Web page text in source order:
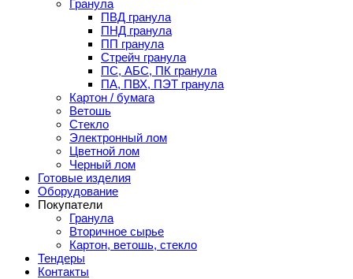
Гранула
ПВД гранула
ПНД гранула
ПП гранула
Стрейч гранула
ПС, АБС, ПК гранула
ПА, ПВХ, ПЭТ гранула
Картон / бумага
Ветошь
Стекло
Электронный лом
Цветной лом
Черный лом
Готовые изделия
Оборудование
Покупатели
Гранула
Вторичное сырье
Картон, ветошь, стекло
Тендеры
Контакты